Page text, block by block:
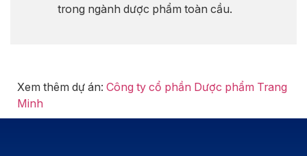
trong ngành dược phẩm toàn cầu.
Xem thêm dự án: Công ty cổ phần Dược phẩm Trang
Minh